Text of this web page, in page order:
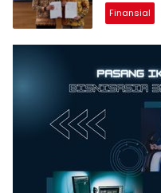
Finansial